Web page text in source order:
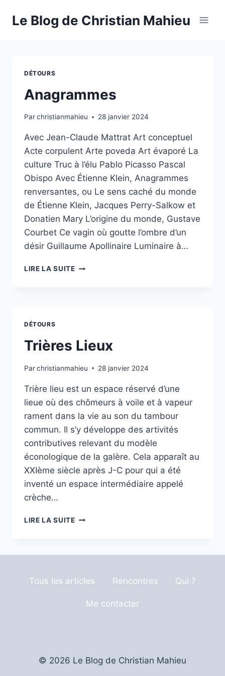
Le Blog de Christian Mahieu
DÉTOURS
Anagrammes
Parchristianmahieu 28 janvier 2024
Avec Jean-Claude Mattrat Art conceptuel
Acte corpulent Arte poveda Art évaporé La
culture Truc à l’élu Pablo Picasso Pascal
Obispo Avec Étienne Klein, Anagrammes
renversantes, ou Le sens caché du monde
de Étienne Klein, Jacques Perry-Salkow et
Donatien Mary L’origine du monde, Gustave
Courbet Ce vagin où goutte l’ombre d’un
désir Guillaume Apollinaire Luminaire à…
LIRE LA SUITEANAGRAMMES
DÉTOURS
Trières Lieux
Parchristianmahieu 28 janvier 2024
Trière lieu est un espace réservé d’une
lieue où des chômeurs à voile et à vapeur
rament dans la vie au son du tambour
commun. Il s’y développe des artivités
contributives relevant du modèle
éconologique de la galère. Cela apparaît au
XXIème siècle après J-C pour qui a été
inventé un espace intermédiaire appelé
crèche…
LIRE LA SUITETRIÈRES
Tous les articles Rencontres Qui ?
Me contacter
© 2026 Le Blog de Christian Mahieu